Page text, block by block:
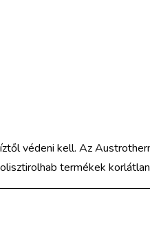
védeni kell. Az
termékek